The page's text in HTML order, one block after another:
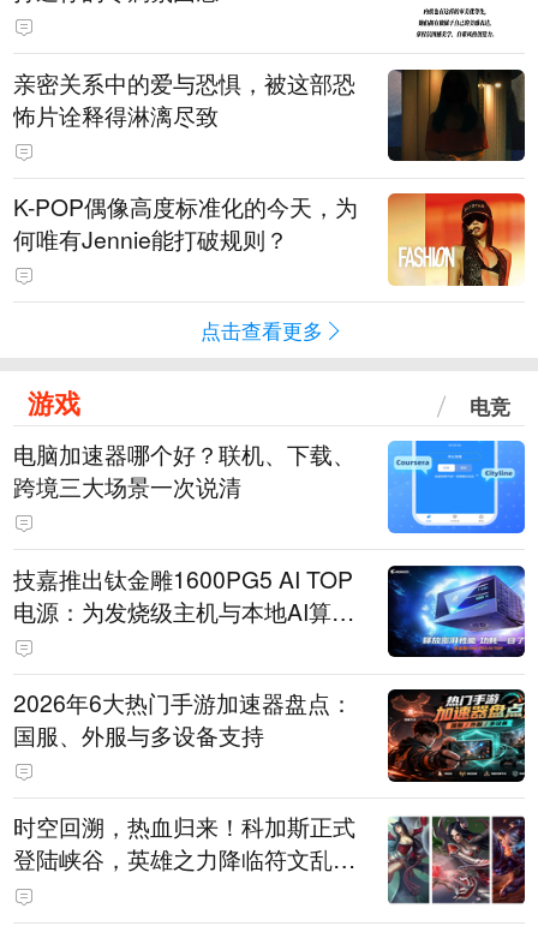
亲密关系中的爱与恐惧，被这部恐
怖片诠释得淋漓尽致
K-POP偶像高度标准化的今天，为
何唯有Jennie能打破规则？
点击查看更多
游戏 电竞
电脑加速器哪个好？联机、下载、
跨境三大场景一次说清
技嘉推出钛金雕1600PG5 AI TOP
电源：为发烧级主机与本地AI算力
打造旗舰供电方案
2026年6大热门手游加速器盘点：
国服、外服与多设备支持
时空回溯，热血归来！科加斯正式
登陆峡谷，英雄之力降临符文乱
斗！